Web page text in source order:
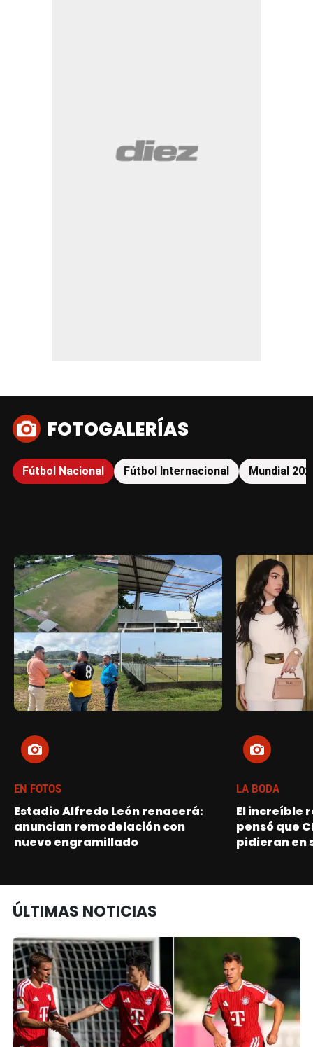
FOTOGALERÍAS
Fútbol Nacional Fútbol Internacional Mundial
EN FOTOS
Estadio Alfredo León renacerá:
anuncian remodelación con
nuevo engramillado
LA BODA
El increíble
pensó que
pidieran en
ÚLTIMAS NOTICIAS